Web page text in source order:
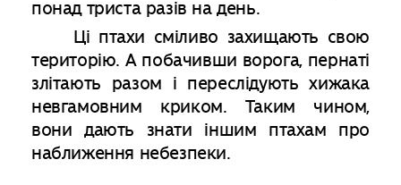
понад триста разів на день.
Ці птахи сміливо захищають свою
територію. А побачивши ворога, пернаті
злітають разом і переслідують хижака
невгамовним криком. Таким чином,
вони дають знати іншим птахам про
наближення небезпеки.